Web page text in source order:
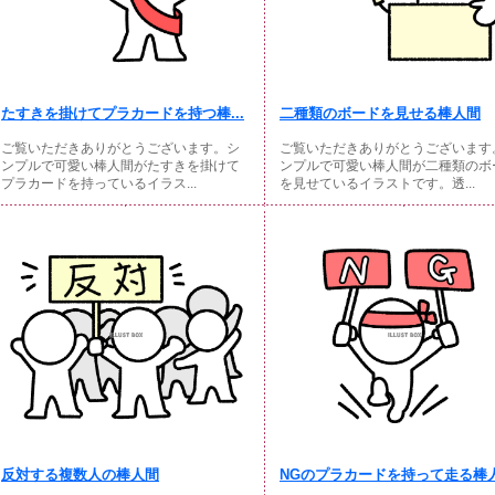
たすきを掛けてプラカードを持つ棒...
ご覧いただきありがとうございます。シ
ンプルで可愛い棒人間がたすきを掛けて
プラカードを持っているイラス...
二種類のボードを見せる棒人間
ご覧いただきありがとうございます
ンプルで可愛い棒人間が二種類のボ
を見せているイラストです。透...
反対する複数人の棒人間 NGのプラカードを持って走る棒